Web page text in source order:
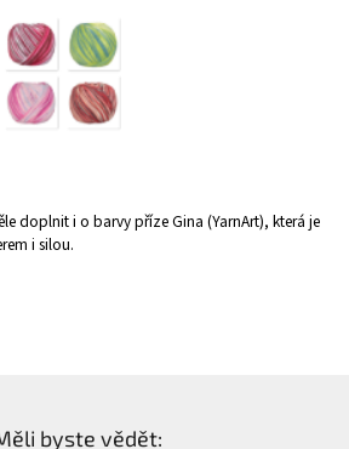
doplnit i o barvy příze Gina (YarnArt), která je
i silou.
byste vědět: